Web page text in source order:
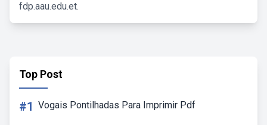
fdp.aau.edu.et.
Top Post
#1 Vogais Pontilhadas Para Imprimir Pdf